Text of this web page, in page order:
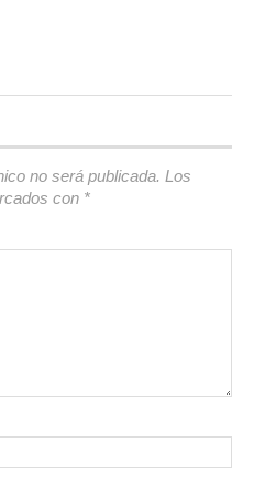
no será publicada. Los
con *